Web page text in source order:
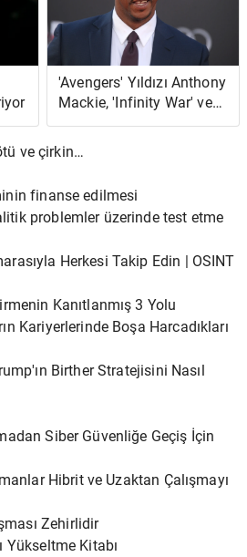
'Avengers' Yıldızı Anthony
Mackie, 'Infinity War' ve
'Endgame' Çekimleri
Arasında Balık Yakalar ve
Izgara Yapardı
ve çirkin…
finanse edilmesi
problemler üzerinde test etme
Herkesi Takip Edin | OSINT
Kanıtlanmış 3 Yolu
Kariyerlerinde Boşa Harcadıkları
Birther Stratejisini Nasıl
Siber Güvenliğe Geçiş İçin
Hibrit ve Uzaktan Çalışmayı
Zehirlidir
Yükseltme Kitabı